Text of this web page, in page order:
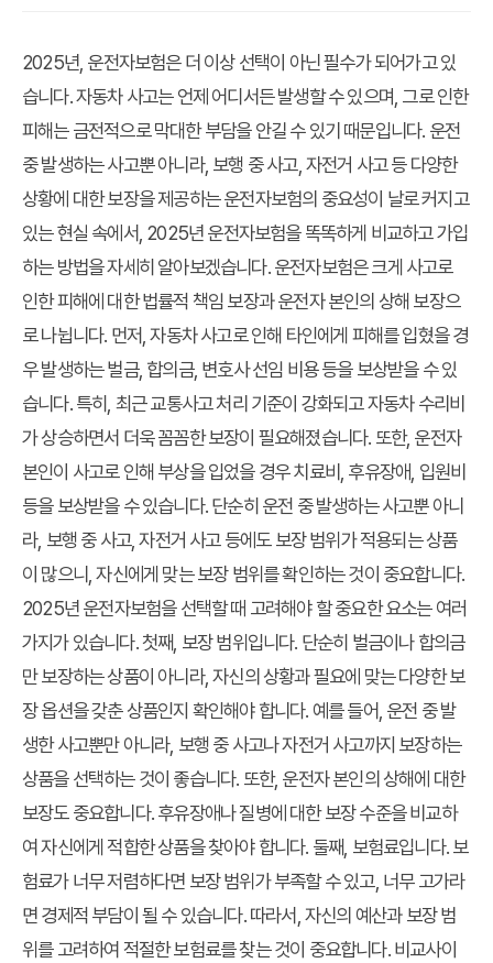
2025년, 운전자보험은 더 이상 선택이 아닌 필수가 되어가고 있
습니다. 자동차 사고는 언제 어디서든 발생할 수 있으며, 그로 인한
피해는 금전적으로 막대한 부담을 안길 수 있기 때문입니다. 운전
중 발생하는 사고뿐 아니라, 보행 중 사고, 자전거 사고 등 다양한
상황에 대한 보장을 제공하는 운전자보험의 중요성이 날로 커지고
있는 현실 속에서, 2025년 운전자보험을 똑똑하게 비교하고 가입
하는 방법을 자세히 알아보겠습니다. 운전자보험은 크게 사고로
인한 피해에 대한 법률적 책임 보장과 운전자 본인의 상해 보장으
로 나뉩니다. 먼저, 자동차 사고로 인해 타인에게 피해를 입혔을 경
우 발생하는 벌금, 합의금, 변호사 선임 비용 등을 보상받을 수 있
습니다. 특히, 최근 교통사고 처리 기준이 강화되고 자동차 수리비
가 상승하면서 더욱 꼼꼼한 보장이 필요해졌습니다. 또한, 운전자
본인이 사고로 인해 부상을 입었을 경우 치료비, 후유장애, 입원비
등을 보상받을 수 있습니다. 단순히 운전 중 발생하는 사고뿐 아니
라, 보행 중 사고, 자전거 사고 등에도 보장 범위가 적용되는 상품
이 많으니, 자신에게 맞는 보장 범위를 확인하는 것이 중요합니다.
2025년 운전자보험을 선택할 때 고려해야 할 중요한 요소는 여러
가지가 있습니다. 첫째, 보장 범위입니다. 단순히 벌금이나 합의금
만 보장하는 상품이 아니라, 자신의 상황과 필요에 맞는 다양한 보
장 옵션을 갖춘 상품인지 확인해야 합니다. 예를 들어, 운전 중 발
생한 사고뿐만 아니라, 보행 중 사고나 자전거 사고까지 보장하는
상품을 선택하는 것이 좋습니다. 또한, 운전자 본인의 상해에 대한
보장도 중요합니다. 후유장애나 질병에 대한 보장 수준을 비교하
여 자신에게 적합한 상품을 찾아야 합니다. 둘째, 보험료입니다. 보
험료가 너무 저렴하다면 보장 범위가 부족할 수 있고, 너무 고가라
면 경제적 부담이 될 수 있습니다. 따라서, 자신의 예산과 보장 범
위를 고려하여 적절한 보험료를 찾는 것이 중요합니다. 비교사이